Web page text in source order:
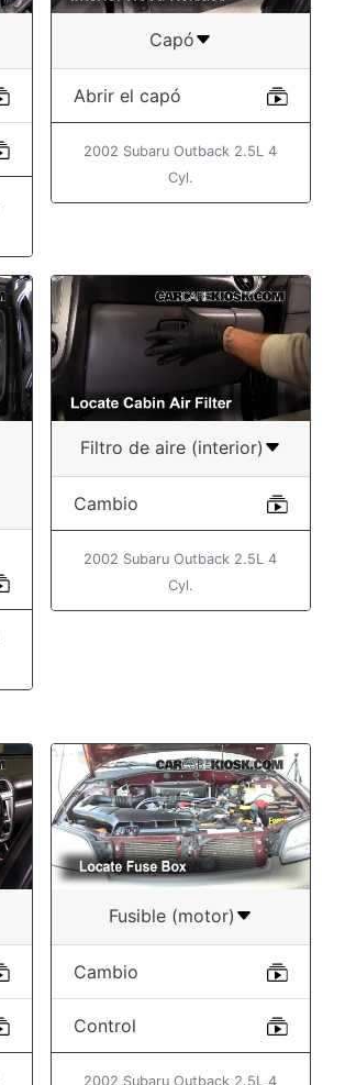
Capó
Abrir el capó
2002 Subaru Outback 2.5L 4
Cyl.
Filtro de aire (interior)
Cambio
2002 Subaru Outback 2.5L 4
Cyl.
Fusible (motor)
Cambio
Control
2002 Subaru Outback 2.5L 4